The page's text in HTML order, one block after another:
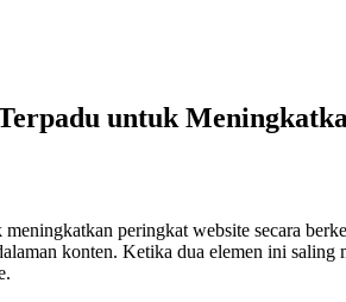
untuk
peringkat website secara
konten. Ketika dua elemen ini